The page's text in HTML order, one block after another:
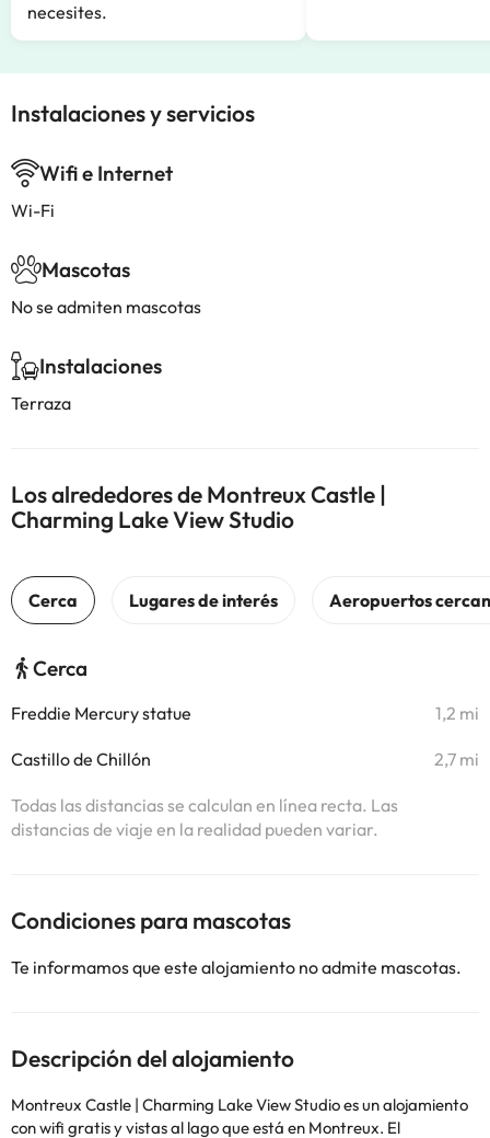
necesites.
Instalaciones y servicios
Wifi e Internet
Wi-Fi
Mascotas
No se admiten mascotas
Instalaciones
Terraza
Los alrededores de Montreux Castle |
Charming Lake View Studio
Cerca
Freddie Mercury statue 1,2 mi
Castillo de Chillón 2,7 mi
Todas las distancias se calculan en línea recta. Las
distancias de viaje en la realidad pueden variar.
Condiciones para mascotas
Te informamos que este alojamiento no admite mascotas.
Descripción del alojamiento
Montreux Castle | Charming Lake View Studio es un alojamiento
con wifi gratis y vistas al lago que está en Montreux. El